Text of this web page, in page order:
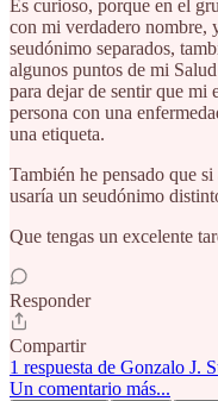
Es curioso, porque en el
con mi verdadero nombre,
seudónimo separados,
algunos puntos de mi
para dejar de sentir que mi
persona con una
una etiqueta.
También he pensado que
usaría un seudónimo
Que tengas un excelente
Responder
Compartir
1 respuesta de Gonzalo J.
Un comentario más...